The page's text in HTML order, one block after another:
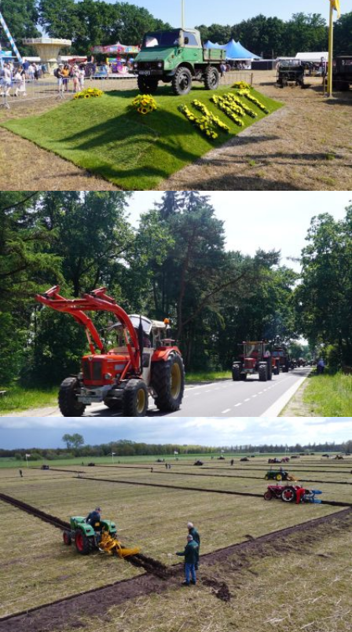
2026 SMT@IHF Panningen
2026 Zomer Toertocht SMT
2026 Landelijke Ploegdag SMT